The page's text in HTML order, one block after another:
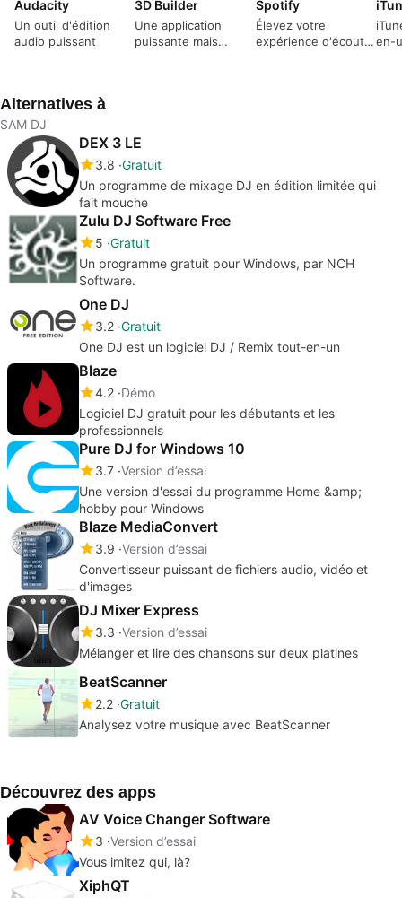
Audacity
Un outil d'édition
audio puissant
3D Builder
Une application
puissante mais
Spotify
Élevez votre
expérience d'écoute en-
Alternatives à
SAM DJ
DEX 3 LE
3.8 Gratuit
Un programme de mixage DJ en édition limitée qui
fait mouche
Zulu DJ Software Free
5 Gratuit
Un programme gratuit pour Windows, par NCH
Software.
One DJ
3.2 Gratuit
One DJ est un logiciel DJ / Remix tout-en-un
Blaze
4.2 Démo
Logiciel DJ gratuit pour les débutants et les
professionnels
Pure DJ for Windows 10
3.7 Version d’essai
Une version d'essai du programme Home &amp;
hobby pour Windows
Blaze MediaConvert
3.9 Version d’essai
Convertisseur puissant de fichiers audio, vidéo et
d'images
DJ Mixer Express
3.3 Version d’essai
Mélanger et lire des chansons sur deux platines
BeatScanner
2.2 Gratuit
Analysez votre musique avec BeatScanner
Découvrez des apps
AV Voice Changer Software
3 Version d’essai
Vous imitez qui, là?
XiphQT